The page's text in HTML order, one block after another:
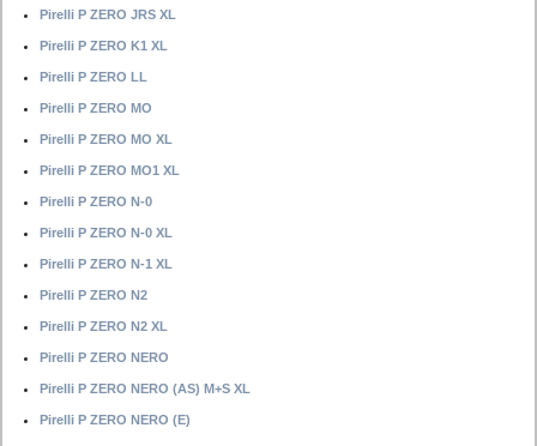
Pirelli P ZERO JRS XL
Pirelli P ZERO K1 XL
Pirelli P ZERO LL
Pirelli P ZERO MO
Pirelli P ZERO MO XL
Pirelli P ZERO MO1 XL
Pirelli P ZERO N-0
Pirelli P ZERO N-0 XL
Pirelli P ZERO N-1 XL
Pirelli P ZERO N2
Pirelli P ZERO N2 XL
Pirelli P ZERO NERO
Pirelli P ZERO NERO (AS) M+S XL
Pirelli P ZERO NERO (E)